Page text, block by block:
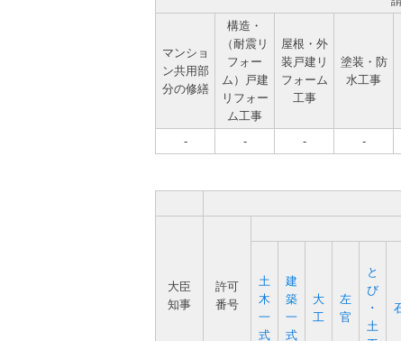
マンショ
ン共用部
分の修繕
構造・
（耐震リ
フォー
ム）戸建
リフォー
ム工事
屋根・外
装戸建リ
フォーム
工事
塗装・防
水工事
- - - -
大臣
知事
許可
番号
土
木
一
式
建
築
一
式
大
工
左
官
と
び
･
土